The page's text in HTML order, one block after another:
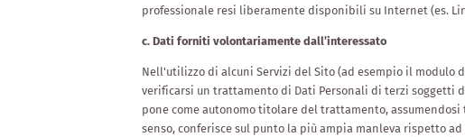
professionale resi liberamente disponibili su Internet (es.
c. Dati forniti volontariamente dall’interessato
Nell'utilizzo di alcuni Servizi del Sito (ad esempio il
verificarsi un trattamento di Dati Personali di terzi soggetti
pone come autonomo titolare del trattamento,
senso, conferisce sul punto la più ampia manleva rispetto